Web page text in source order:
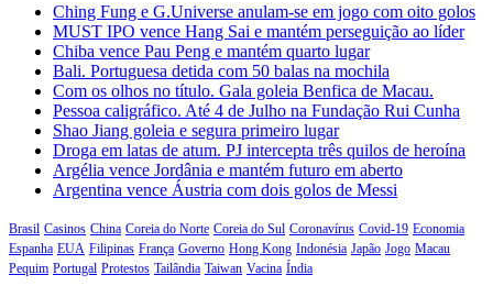
Ching Fung e G.Universe anulam-se em jogo com oito golos
MUST IPO vence Hang Sai e mantém perseguição ao líder
Chiba vence Pau Peng e mantém quarto lugar
Bali. Portuguesa detida com 50 balas na mochila
Com os olhos no título. Gala goleia Benfica de Macau.
Pessoa caligráfico. Até 4 de Julho na Fundação Rui Cunha
Shao Jiang goleia e segura primeiro lugar
Droga em latas de atum. PJ intercepta três quilos de heroína
Argélia vence Jordânia e mantém futuro em aberto
Argentina vence Áustria com dois golos de Messi
Brasil Casinos China Coreia do Norte Coreia do Sul Coronavírus Covid-19 Economia
Espanha EUA Filipinas França Governo Hong Kong Indonésia Japão Jogo Macau
Pequim Portugal Protestos Tailândia Taiwan Vacina Índia